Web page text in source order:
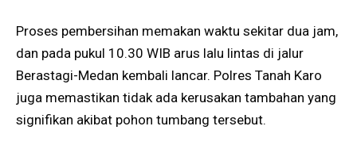
Proses pembersihan memakan waktu sekitar dua jam,
dan pada pukul 10.30 WIB arus lalu lintas di jalur
Berastagi-Medan kembali lancar. Polres Tanah Karo
juga memastikan tidak ada kerusakan tambahan yang
signifikan akibat pohon tumbang tersebut.